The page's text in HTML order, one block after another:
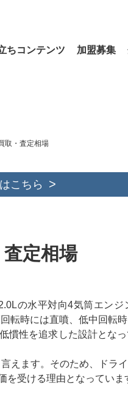
ちコンテンツ 加盟募集
取・査定相場
こちら
定相場
の水平対向4気筒エン
転時には直噴、低中回転
慣性を追求した設計とな
えます。そのため、ドラ
受ける理由となっていま